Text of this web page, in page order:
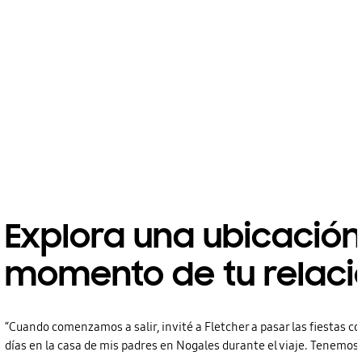
Explora una
momento de tu
“Cuando comenzamos a salir, invité a Fletcher a pasar las fiestas
días en la casa de mis padres en Nogales durante el viaje.